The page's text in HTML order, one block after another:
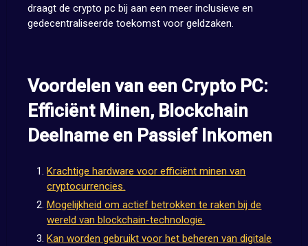
draagt de crypto pc bij aan een meer inclusieve en
gedecentraliseerde toekomst voor geldzaken.
Voordelen van een Crypto PC:
Efficiënt Minen, Blockchain
Deelname en Passief Inkomen
Krachtige hardware voor efficiënt minen van
cryptocurrencies.
Mogelijkheid om actief betrokken te raken bij de
wereld van blockchain-technologie.
Kan worden gebruikt voor het beheren van digitale